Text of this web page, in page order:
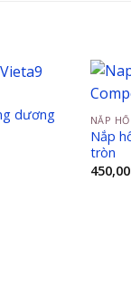
dương
NẮP
Nắp
tròn